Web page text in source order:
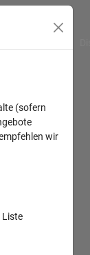
(sofern
wir
Liste